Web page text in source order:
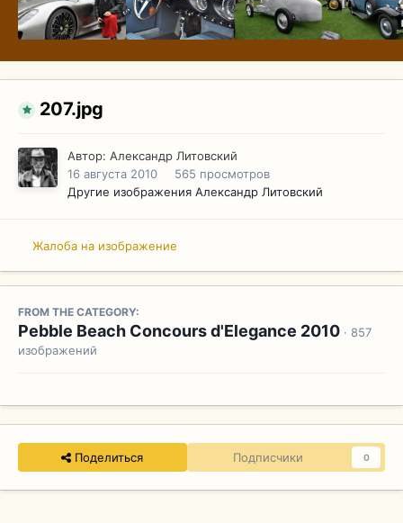
207.jpg
Автор: Александр Литовский
16 августа 2010
565 просмотров
Другие изображения Александр Литовский
Жалоба на изображение
FROM THE CATEGORY:
Pebble Beach Concours d'Elegance 2010 · 857
изображений
Поделиться Подписчики 0